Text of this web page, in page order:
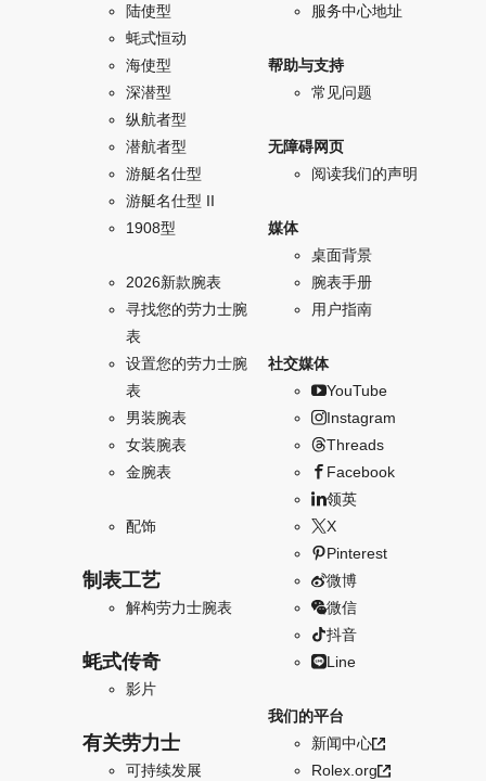
陆使型
蚝式恒动
海使型
深潜型
纵航者型
潜航者型
游艇名仕型
游艇名仕型 II
1908型
2026新款腕表
寻找您的劳力士腕
表
设置您的劳力士腕
表
男装腕表
女装腕表
金腕表
配饰
制表工艺
解构劳力士腕表
蚝式传奇
影片
有关劳力士
可持续发展
服务中心地址
帮助与支持
常见问题
无障碍网页
阅读我们的声明
媒体
桌面背景
腕表手册
用户指南
社交媒体
YouTube
Instagram
Threads
Facebook
领英
X
Pinterest
微博
微信
抖音
Line
我们的平台
新闻中心
Rolex.org